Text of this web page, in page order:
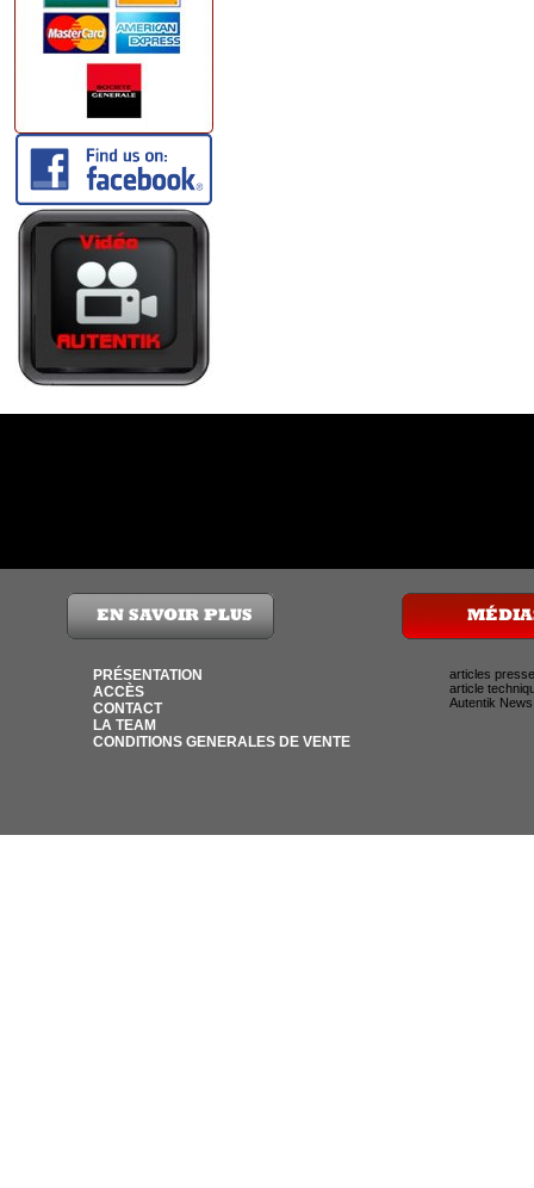
PRÉSENTATION
ACCÈS
CONTACT
LA TEAM
CONDITIONS GENERALES DE VENTE
articles presse
article
Autentik News